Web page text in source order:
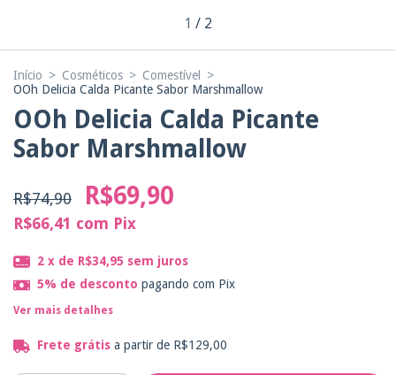
1 / 2
Início > Cosméticos > Comestível
>
OOh Delicia Calda Picante Sabor Marshmallow
OOh Delicia Calda Picante
Sabor Marshmallow
R$74,90 R$69,90
R$66,41 com Pix
2 x de R$34,95 sem juros
5% de desconto pagando com Pix
Ver mais detalhes
Frete grátis a partir de R$129,00